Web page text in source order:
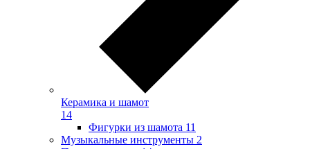
Керамика и шамот
14
Фигурки из шамота 11
Музыкальные инструменты 2